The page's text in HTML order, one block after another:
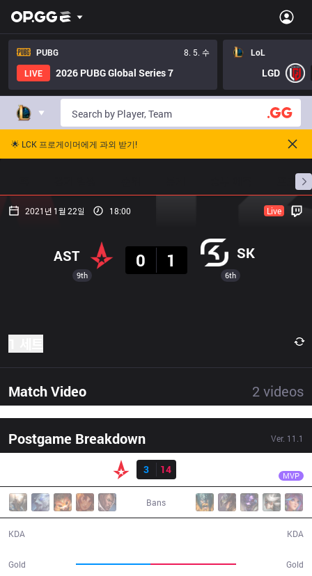
PUBG
8. 5. 수
LIVE
2026 PUBG Global Series 7
LoL
LGD
🌟 LCK 프로게이머에게 과외 받기!
프로빌
2021년 1월 22일 18:00 Live
9th
AST
0
1 SK
6th
Match Video 2 videos
Postgame Breakdown Ver. 11.1
3
14 MVP
Bans
KDA
Gold Gold
KDA